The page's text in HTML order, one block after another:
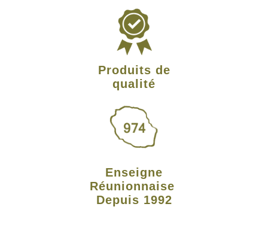
Produits de
qualité
Enseigne
Réunionnaise
Depuis 1992